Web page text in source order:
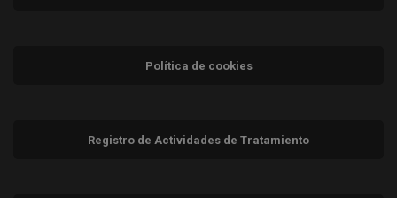
Política de cookies
Registro de Actividades de Tratamiento